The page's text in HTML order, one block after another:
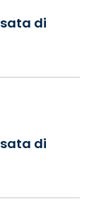
di
di